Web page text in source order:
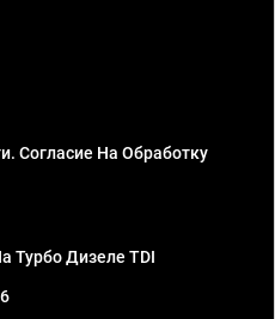
Согласие На Обработку
Турбо Дизеле TDI